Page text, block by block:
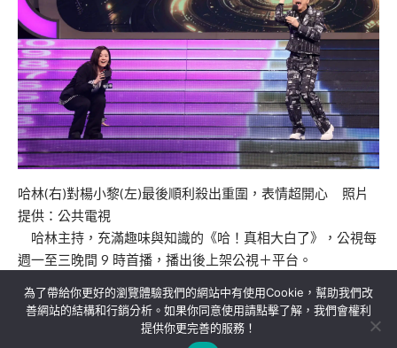
哈林(右)對楊小黎(左)最後順利殺出重圍，表情超開心 照片
提供：公共電視
哈林主持，充滿趣味與知識的《哈！真相大白了》，公視每
週一至三晚間 9 時首播，播出後上架公視＋平台。
關於我們 隱私權政策 聯絡我們
為了帶給你更好的瀏覽體驗我們的網站中有使用Cookie，幫助我們改
善網站的結構和行銷分析。如果你同意使用請點擊了解，我們會權利
提供你更完善的服務！